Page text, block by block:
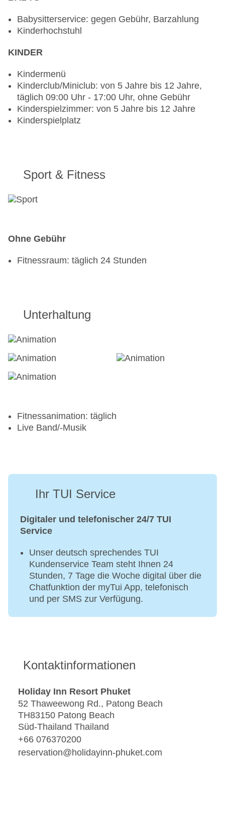
Babysitterservice: gegen Gebühr, Barzahlung
Kinderhochstuhl
KINDER
Kindermenü
Kinderclub/Miniclub: von 5 Jahre bis 12 Jahre,
täglich 09:00 Uhr - 17:00 Uhr, ohne Gebühr
Kinderspielzimmer: von 5 Jahre bis 12 Jahre
Kinderspielplatz
Sport & Fitness
Ohne Gebühr
Fitnessraum: täglich 24 Stunden
Unterhaltung
Fitnessanimation: täglich
Live Band/-Musik
Ihr TUI Service
Digitaler und telefonischer 24/7 TUI
Service
Unser deutsch sprechendes TUI
Kundenservice Team steht Ihnen 24
Stunden, 7 Tage die Woche digital über die
Chatfunktion der myTui App, telefonisch
und per SMS zur Verfügung.
Kontaktinformationen
Holiday Inn Resort Phuket
52 Thaweewong Rd., Patong Beach
TH83150 Patong Beach
Süd-Thailand Thailand
+66 076370200
reservation@holidayinn-phuket.com